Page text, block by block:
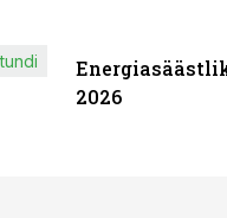
2026